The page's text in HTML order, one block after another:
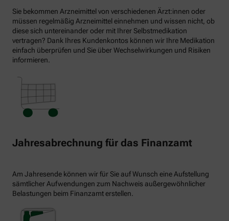
Sie bekommen Arzneimittel von verschiedenen Ärzt:innen oder
müssen regelmäßig Arzneimittel einnehmen und wissen nicht, ob
diese sich untereinander oder mit Ihrer Selbstmedikation
vertragen? Dank Ihres Kundenkontos können wir Ihre Medikation
einfach überprüfen und Sie über Wechselwirkungen und Risiken
informieren.
Jahresabrechnung für das Finanzamt
Am Jahresende können wir für Sie auf Wunsch eine Aufstellung
sämtlicher Aufwendungen zum Nachweis außergewöhnlicher
Belastungen beim Finanzamt erstellen.